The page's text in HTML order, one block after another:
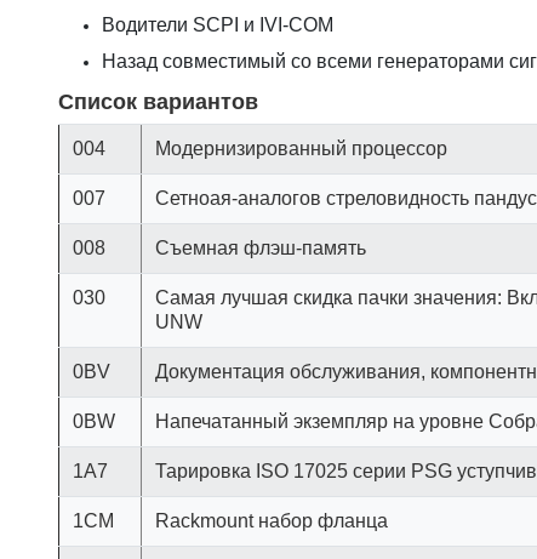
Водители SCPI и IVI-COM
Назад совместимый со всеми генераторами
Список вариантов
004 Модернизированный процессор
007 Сетноая-аналогов стреловидность
008 Съемная флэш-память
030
Самая лучшая скидка пачки значения:
UNW
0BV Документация обслуживания,
0BW Напечатанный экземпляр на уровне
1A7 Тарировка ISO 17025 серии PSG
1CM Rackmount набор фланца